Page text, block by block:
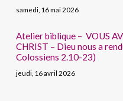
samedi, 16 mai 2026
Atelier biblique – VOUS
CHRIST – Dieu nous a
Colossiens 2.10-23)
jeudi, 16 avril 2026